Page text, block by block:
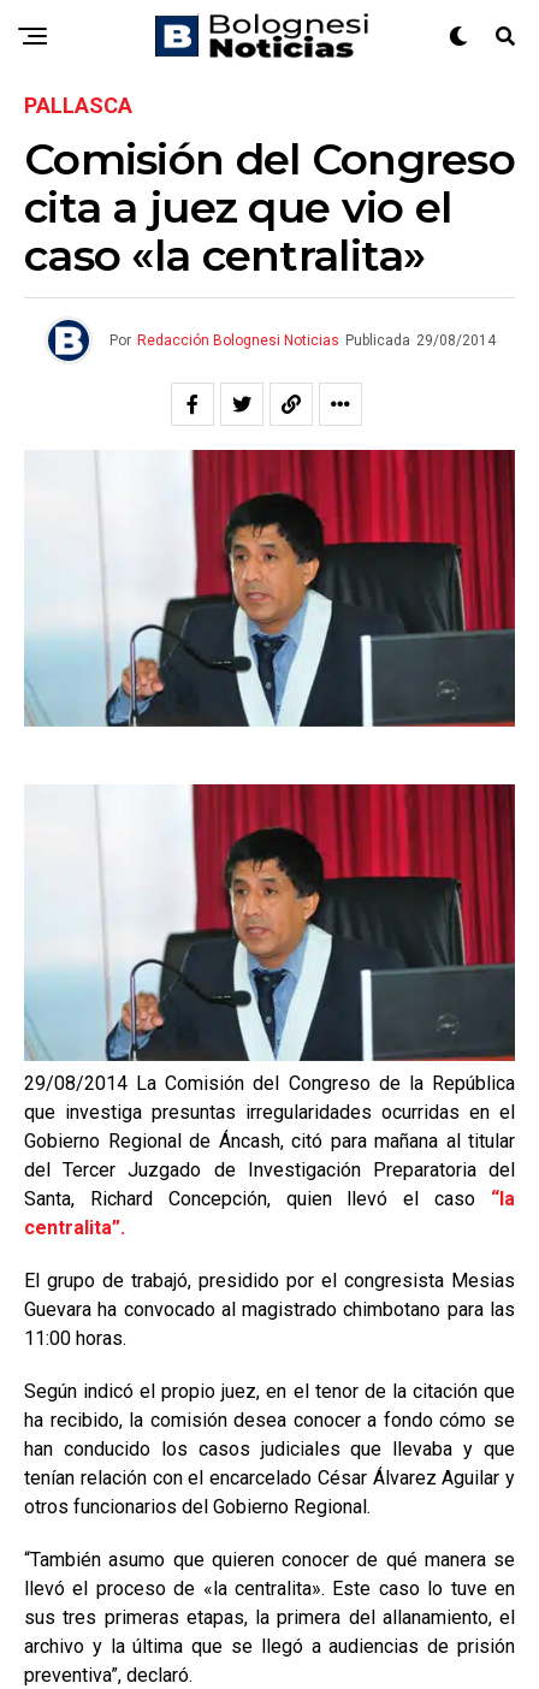
PALLASCA
Comisión del Congreso
cita a juez que vio el
caso «la centralita»
Por Redacción Bolognesi Noticias Publicada 29/08/2014
29/08/2014 La Comisión del Congreso de la República
que investiga presuntas irregularidades ocurridas en el
Gobierno Regional de Áncash, citó para mañana al titular
del Tercer Juzgado de Investigación Preparatoria del
Santa, Richard Concepción, quien llevó el caso “la
centralita”.
El grupo de trabajó, presidido por el congresista Mesias
Guevara ha convocado al magistrado chimbotano para las
11:00 horas.
Según indicó el propio juez, en el tenor de la citación que
ha recibido, la comisión desea conocer a fondo cómo se
han conducido los casos judiciales que llevaba y que
tenían relación con el encarcelado César Álvarez Aguilar y
otros funcionarios del Gobierno Regional.
“También asumo que quieren conocer de qué manera se
llevó el proceso de «la centralita». Este caso lo tuve en
sus tres primeras etapas, la primera del allanamiento, el
archivo y la última que se llegó a audiencias de prisión
preventiva”, declaró.